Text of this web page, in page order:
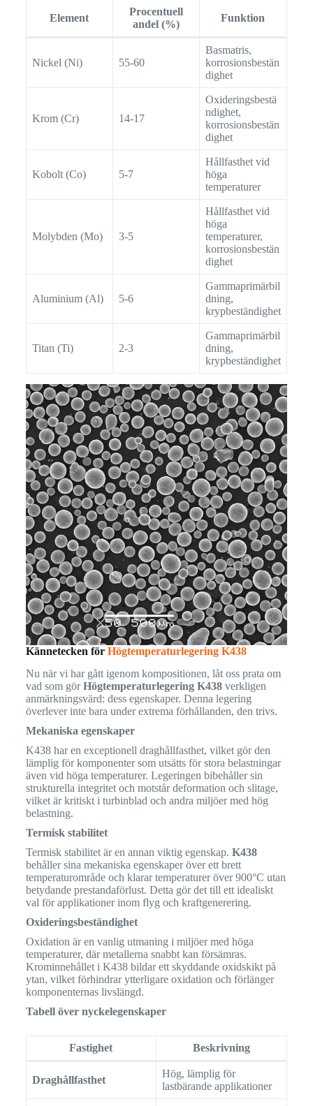
Element
Procentuell
andel (%)
Funktion
Nickel (Ni) 55-60
Basmatris,
korrosionsbestän
dighet
Krom (Cr) 14-17
Oxideringsbestä
ndighet,
korrosionsbestän
dighet
Kobolt (Co) 5-7
Hållfasthet vid
höga
temperaturer
Molybden (Mo) 3-5
Hållfasthet vid
höga
temperaturer,
korrosionsbestän
dighet
Aluminium (Al) 5-6
Gammaprimärbil
dning,
krypbeständighet
Titan (Ti) 2-3
Gammaprimärbil
dning,
krypbeständighet
Kännetecken för Högtemperaturlegering K438
Nu när vi har gått igenom kompositionen, låt oss prata om
vad som görHögtemperaturlegering K438verkligen
anmärkningsvärd: dess egenskaper. Denna legering
överlever inte bara under extrema förhållanden, den trivs.
Mekaniska egenskaper
K438 har en exceptionell draghållfasthet, vilket gör den
lämplig för komponenter som utsätts för stora belastningar
även vid höga temperaturer. Legeringen bibehåller sin
strukturella integritet och motstår deformation och slitage,
vilket är kritiskt i turbinblad och andra miljöer med hög
belastning.
Termisk stabilitet
Termisk stabilitet är en annan viktig egenskap. K438
behåller sina mekaniska egenskaper över ett brett
temperaturområde och klarar temperaturer över 900°C utan
betydande prestandaförlust. Detta gör det till ett idealiskt
val för applikationer inom flyg och kraftgenerering.
Oxideringsbeständighet
Oxidation är en vanlig utmaning i miljöer med höga
temperaturer, där metallerna snabbt kan försämras.
Krominnehållet i K438 bildar ett skyddande oxidskikt på
ytan, vilket förhindrar ytterligare oxidation och förlänger
komponenternas livslängd.
Tabell över nyckelegenskaper
Fastighet Beskrivning
Draghållfasthet
Hög, lämplig för
lastbärande applikationer